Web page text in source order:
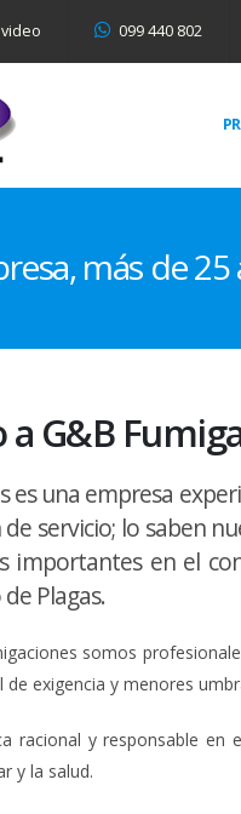
099 440 802
más de
G&B
es una empresa
servicio; lo saben
importantes en el
Plagas.
somos
exigencia y menores
racional y responsable
y la salud.